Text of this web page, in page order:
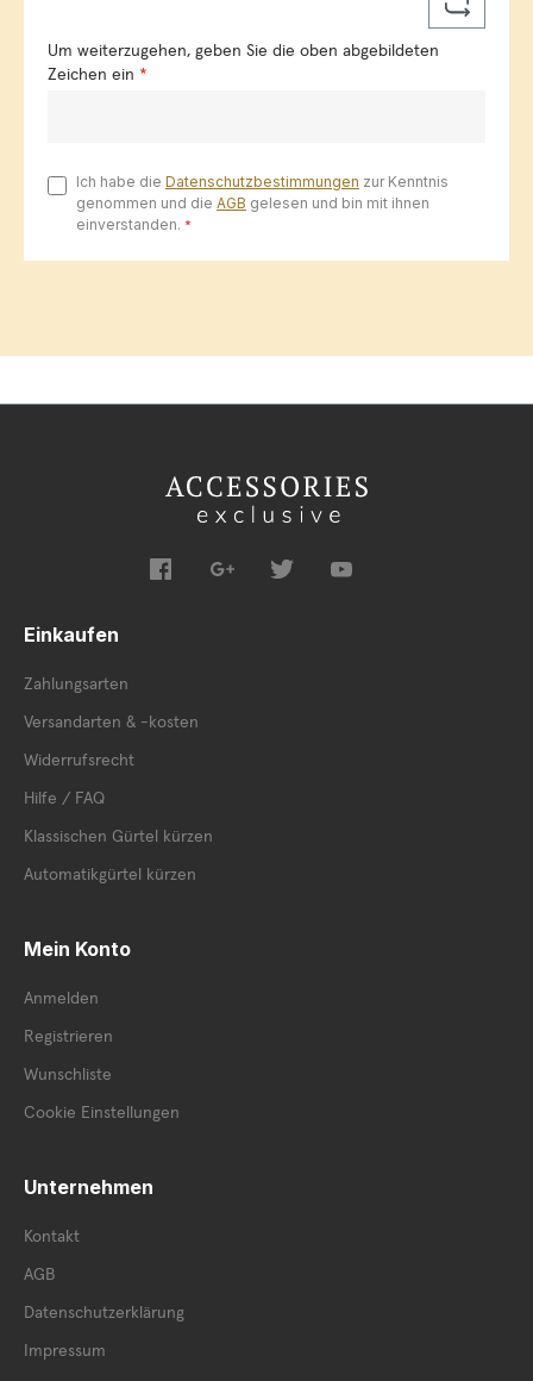
Um weiterzugehen, geben Sie die oben abgebildeten
Zeichen ein *
Ich habe die Datenschutzbestimmungen zur Kenntnis
genommen und die AGB gelesen und bin mit ihnen
einverstanden. *
Einkaufen
Zahlungsarten
Versandarten & -kosten
Widerrufsrecht
Hilfe / FAQ
Klassischen Gürtel kürzen
Automatikgürtel kürzen
Mein Konto
Anmelden
Registrieren
Wunschliste
Cookie Einstellungen
Unternehmen
Kontakt
AGB
Datenschutzerklärung
Impressum